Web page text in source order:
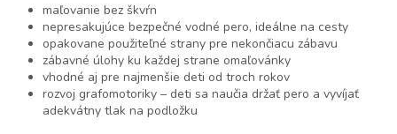
maľovanie bez škvŕn
nepresakujúce bezpečné vodné pero, ideálne na cesty
opakovane použiteľné strany pre nekončiacu zábavu
zábavné úlohy ku každej strane omaľovánky
vhodné aj pre najmenšie deti od troch rokov
rozvoj grafomotoriky – deti sa naučia držať pero a vyvíjať
adekvátny tlak na podložku